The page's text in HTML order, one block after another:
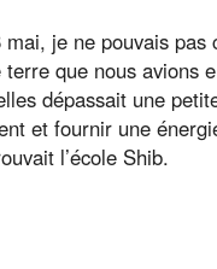
je ne pouvais pas
que nous avions
dépassait une
et fournir une
l’école Shib.